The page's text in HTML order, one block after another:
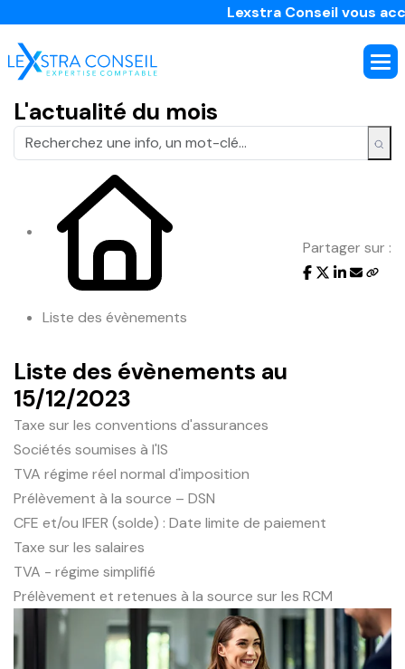
Lexstra Conseil vous
L'actualité du mois
Liste des évènements
Partager sur :
Liste des évènements au
15/12/2023
Taxe sur les conventions d'assurances
Sociétés soumises à l'IS
TVA régime réel normal d'imposition
Prélèvement à la source – DSN
CFE et/ou IFER (solde) : Date limite de paiement
Taxe sur les salaires
TVA - régime simplifié
Prélèvement et retenues à la source sur les RCM